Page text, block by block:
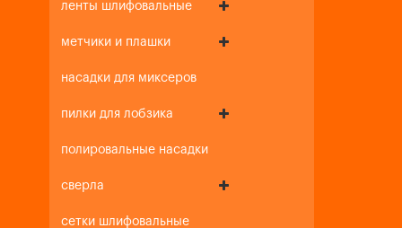
ленты шлифовальные
метчики и плашки
насадки для миксеров
пилки для лобзика
полировальные насадки
сверла
сетки шлифовальные